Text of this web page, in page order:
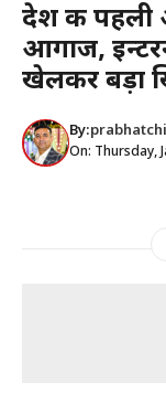
देश की पहली
आगाज,
खेलकर बड़ा
By:
On: Thursday,